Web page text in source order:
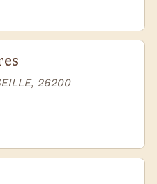
26200